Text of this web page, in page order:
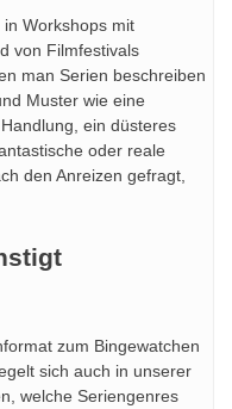
Workshops mit
von Filmfestivals
man Serien beschreiben
Muster wie eine
ein düsteres
oder reale
den Anreizen gefragt,
zum Bingewatchen
sich auch in unserer
welche Seriengenres